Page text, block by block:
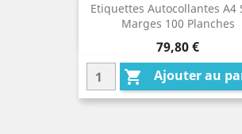
Etiquettes Autocollantes A4
Marges 100 Planches
Prix
79,80 €
 Ajouter au